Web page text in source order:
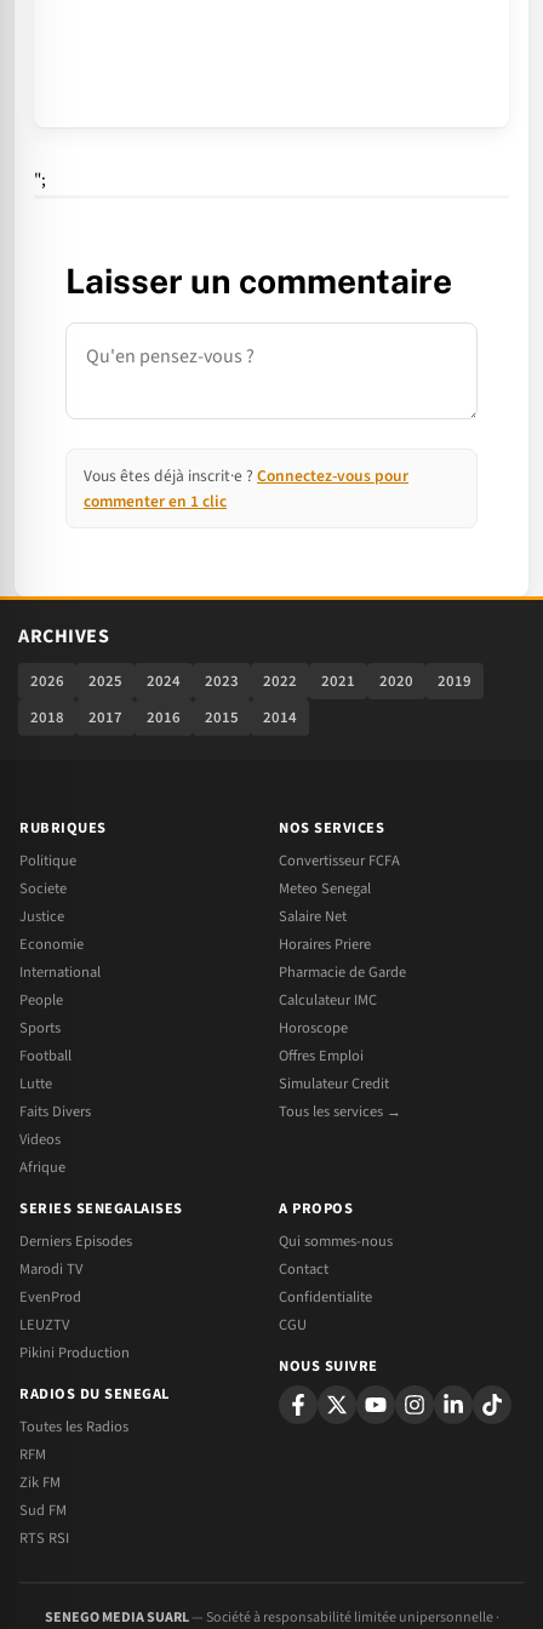
";
Laisser un commentaire
Commentaire
Vous êtes déjà inscrit·e ? Connectez-vous pour
commenter en 1 clic
ARCHIVES
2026 2025 2024 2023 2022 2021 2020
2019
2018
2017 2016 2015 2014
RUBRIQUES
Politique
Societe
Justice
Economie
International
People
Sports
Football
Lutte
Faits Divers
Videos
Afrique
NOS SERVICES
Convertisseur FCFA
Meteo Senegal
Salaire Net
Horaires Priere
Pharmacie de Garde
Calculateur IMC
Horoscope
Offres Emploi
Simulateur Credit
Tous les services →
SERIES SENEGALAISES
Derniers Episodes
Marodi TV
EvenProd
LEUZTV
Pikini Production
RADIOS DU SENEGAL
Toutes les Radios
RFM
Zik FM
Sud FM
RTS RSI
A PROPOS
Qui sommes-nous
Contact
Confidentialite
CGU
NOUS SUIVRE
SENEGO MEDIA SUARL— Société à responsabilité limitée unipersonnelle ·